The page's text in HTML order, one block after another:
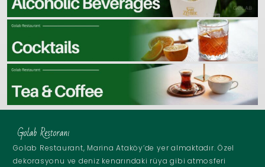
Golab Restaurant, Marina Ataköy’de yer almaktadır. Özel
dekorasyonu ve deniz kenarındaki rüya gibi atmosferi